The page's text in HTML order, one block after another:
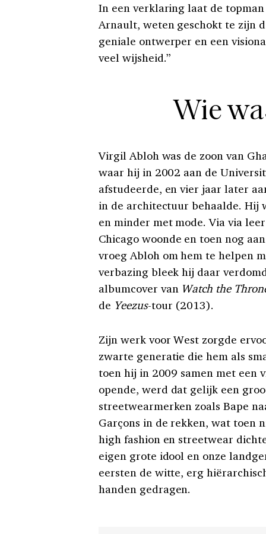
In een verklaring laat de
Arnault, weten geschokt te zijn
geniale ontwerper en een
veel wijsheid.”
Wie
Virgil Abloh was de zoon van
waar hij in 2002 aan de
afstudeerde, en vier jaar later
in de architectuur behaalde. Hij
en minder met mode. Via via
Chicago woonde en toen nog
vroeg Abloh om hem te helpen
verbazing bleek hij daar
albumcover van Watch the
de Yeezus-tour (2013).
Zijn werk voor West zorgde
zwarte generatie die hem als
toen hij in 2009 samen met een
opende, werd dat gelijk een
streetwearmerken zoals Bape
Garçons in de rekken, wat toen
high fashion en streetwear
eigen grote idool en onze
eersten de witte, erg
handen gedragen.